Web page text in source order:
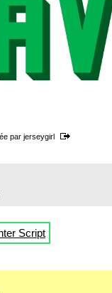
par jerseygirl
Script